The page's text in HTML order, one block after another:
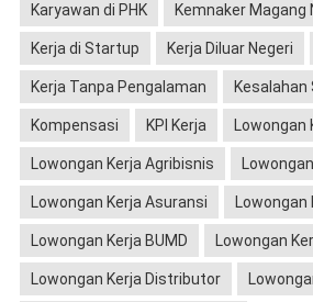
Karyawan di PHK Kemnaker Magang
Kerja di Startup Kerja Diluar Negeri
Kerja Tanpa Pengalaman
Kompensasi KPI Kerja Lowongan
Lowongan Kerja Agribisnis
Lowongan Kerja Asuransi Lowongan
Lowongan Kerja BUMD Lowongan
Lowongan Kerja Distributor